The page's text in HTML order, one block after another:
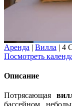
Аренда | Вилла | 4
Посмотреть
Описание
Потрясающая